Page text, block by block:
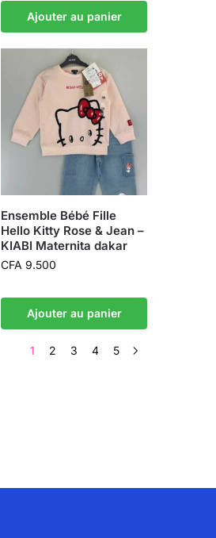
Ajouter au panier
Ensemble Bébé Fille
Hello Kitty Rose & Jean –
KIABI Maternita dakar
CFA 9.500
Ajouter au panier
1 2 3 4 5